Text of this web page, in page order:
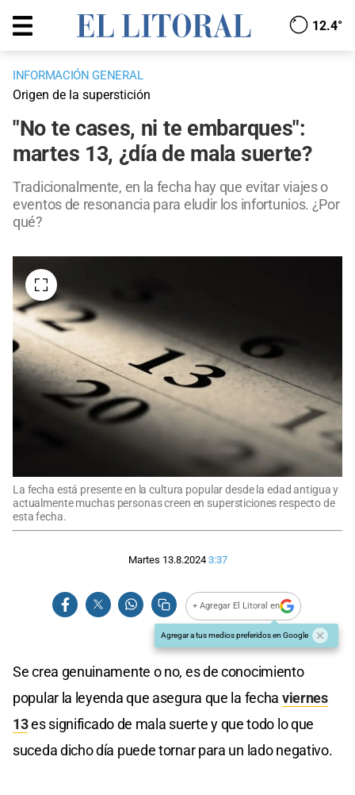
12.4°
INFORMACIÓN GENERAL
Origen de la superstición
"No te cases, ni te embarques":
martes 13, ¿día de mala suerte?
Tradicionalmente, en la fecha hay que evitar viajes o
eventos de resonancia para eludir los infortunios. ¿Por
qué?
La fecha está presente en la cultura popular desde la edad antigua y
actualmente muchas personas creen en supersticiones respecto de
esta fecha.
Martes 13.8.2024 3:37
+ Agregar El Litoral en
Agregar a tus medios preferidos en Google
Se crea genuinamente o no, es de conocimiento
popular la leyenda que asegura que la fecha viernes
13es significado de mala suerte y que todo lo que
suceda dicho día puede tornar para un lado negativo.